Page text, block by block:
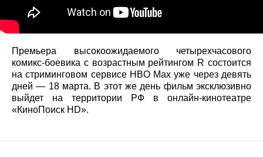
Премьера высокоожидаемого четырехчасового
комикс-боевика с возрастным рейтингом R состоится
на стриминговом сервисе HBO Max уже через девять
дней — 18 марта. В этот же день фильм эксклюзивно
выйдет на территории РФ в онлайн-кинотеатре
«КиноПоиск HD».